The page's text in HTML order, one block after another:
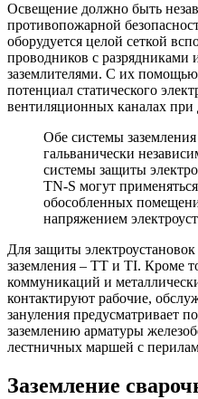
Освещение должно быть
противопожарной
оборудуется целой сеткой
проводников с разрядниками
заземлителями. С их
потенциал статического
вентиляционных каналах при
Обе системы
гальванически
системы защиты
TN-S могут
обособленных
напряжением
Для защиты
заземления – TT и ТI. Кроме
коммуникаций и
контактируют рабочие,
зануления предусматривает
заземлению арматуры
лестничных маршей с
Заземление